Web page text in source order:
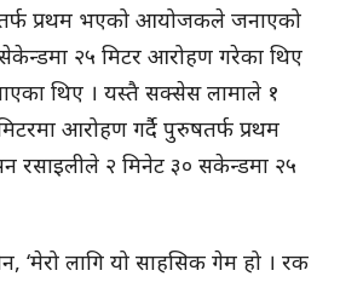
प्रथम भएको आयोजकले जनाएको
२५ मिटर आरोहण गरेका थिए
थिए । यस्तै सक्सेस लामाले १
आरोहण गर्दै पुरुषतर्फ प्रथम
रसाइलीले २ मिनेट ३० सकेन्डमा २५
‘मेरो लागि यो साहसिक गेम हो । रक